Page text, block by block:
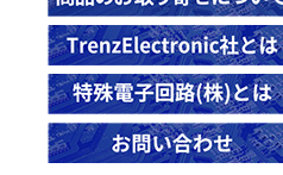
TE0821-02-3BI81MA
TE0821-02-4DE91ML
TE0823-01-3PIU1ML
TE0830-01-ABI26FAP
TE0835-03-MXE81-A
TE0835-03-TXE81-A
TE0712-03-81I36-L
TE0712-03-82C36-A
TE0712-03-82C36-L
TE0712-03-82I36-A
TE0713-02-72C46-A
TE0600-04-83I21-A
TE0603-03
TE0630-03-52I12-A
TE0630-03-52I22-A
TE0630-03-63I12-A
TE0841-03-41I31-L
TEC0089-02-D2C-1-D
TEF0007-02A
TEF1001-02-410-2IC
TEF1001-03-B2IX4-K
23749
23758
23836
23838
24264
28606
28984
29664
29665